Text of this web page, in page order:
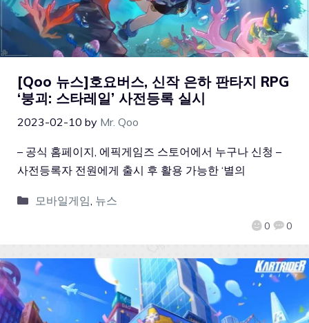
[Qoo 뉴스]호요버스, 신작 은하 판타지 RPG
‘붕괴: 스타레일’ 사전등록 실시
2023-02-10 by Mr. Qoo
0 0
– 공식 홈페이지, 에픽게임즈 스토어에서 누구나 신청 –
사전등록자 전원에게 출시 후 활용 가능한 ‘별의
모바일게임, 뉴스